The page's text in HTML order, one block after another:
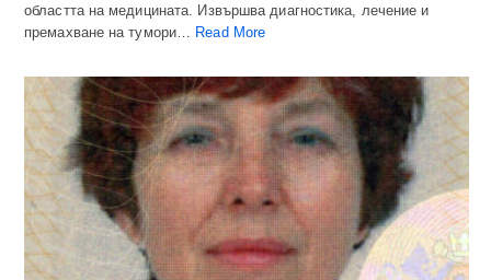
областта на медицината. Извършва диагностика, лечение и
премахване на тумори…
Read More